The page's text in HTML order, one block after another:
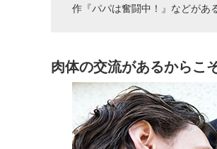
作『パパは奮闘中！』などがあ
肉体の交流があるからこ